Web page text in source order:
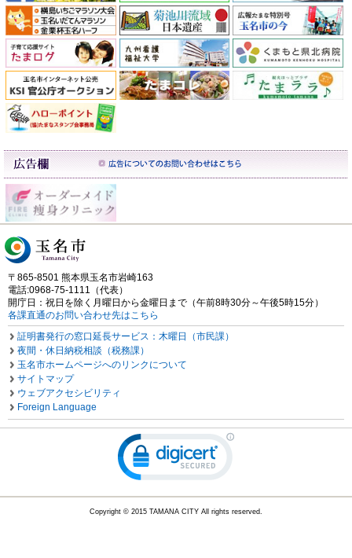
〒865-8501 熊本県玉名市岩崎163
電話:0968-75-1111（代表）
開庁日：祝日を除く月曜日から金曜日まで（午前8時30分～午後5時15分）
各課直通のお問い合わせ先はこちら
証明書発行の窓口延長サービス：木曜日（市民課）
夜間・休日納税相談（税務課）
玉名市ホームページへのリンクについて
サイトマップ
ウェブアクセシビリティ
Foreign Language
Copyright © 2015 TAMANA CITY All rights reserved.